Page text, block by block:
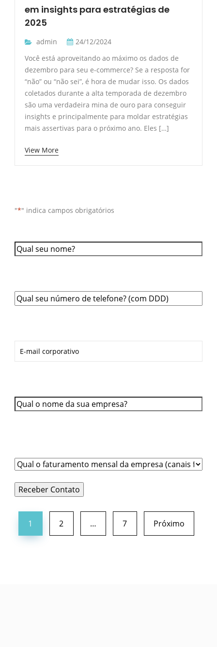
em insights para estratégias de
2025
admin
24/12/2024
Você está aproveitando ao máximo os dados de
dezembro para seu e-commerce? Se a resposta for
“não” ou “não sei”, é hora de mudar isso. Os dados
coletados durante a alta temporada de dezembro
são uma verdadeira mina de ouro para conseguir
insights e principalmente para moldar estratégias
mais assertivas para o próximo ano. Eles […]
View More
"*" indica campos obrigatórios
1 2 … 7 Próximo